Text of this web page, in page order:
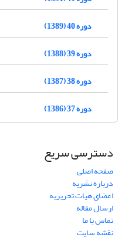
دوره 40 (1389)
دوره 39 (1388)
دوره 38 (1387)
دوره 37 (1386)
دسترسی سریع
صفحه اصلی
درباره نشریه
اعضای هیات تحریریه
ارسال مقاله
تماس با ما
نقشه سایت